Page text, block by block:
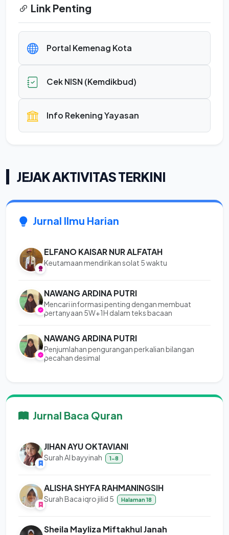
Link Penting
Portal Kemenag Kota
Cek NISN (Kemdikbud)
Info Rekening Yayasan
JEJAK AKTIVITAS TERKINI
Jurnal Ilmu Harian
ELFANO KAISAR NUR ALFATAH
Keutamaan mendirikan solat 5 waktu
NAWANG ARDINA PUTRI
Mencari informasi penting dengan membuat
pertanyaan 5W+1H dalam teks bacaan
NAWANG ARDINA PUTRI
Penjumlahan pengurangan perkalian bilangan
pecahan desimal
Jurnal Baca Quran
JIHAN AYU OKTAVIANI
Surah Al bayyinah 1-8
ALISHA SHYFA RAHMANINGSIH
Surah Baca iqro jilid 5 Halaman 18
Sheila Mayliza Miftakhul Janah